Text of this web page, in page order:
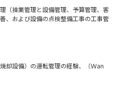
ロジェクト同席からスタート。
ことにフォーカスできる方
自己管理で仕事ができる方
（操業管理と設備管理、予算管理、客
、および設備の点検整備工事の工事管
却設備）の運転管理の経験、（Ｗan